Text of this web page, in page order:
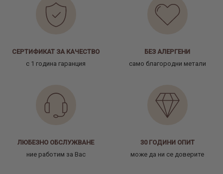
СЕРТИФИКАТ ЗА КАЧЕСТВО
с 1 година гаранция
БЕЗ АЛЕРГЕНИ
само благородни метали
ЛЮБЕЗНО ОБСЛУЖВАНЕ
ние работим за Вас
30 ГОДИНИ ОПИТ
може да ни се доверите